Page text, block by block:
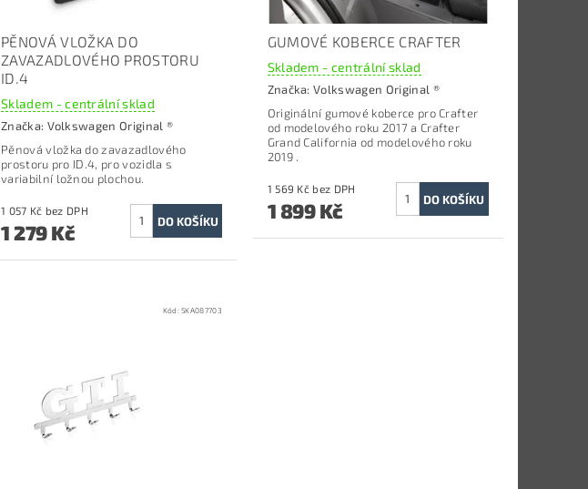
PĚNOVÁ VLOŽKA DO
ZAVAZADLOVÉHO PROSTORU
ID.4
Skladem - centrální sklad
Značka: Volkswagen Original ®
Pěnová vložka do zavazadlového
prostoru pro ID.4, pro vozidla s
variabilní ložnou plochou.
1 057 Kč bez DPH
1 279 Kč
GUMOVÉ KOBERCE CRAFTER
Skladem - centrální sklad
Značka:Volkswagen Original ®
Originální gumové koberce pro Crafter
od modelového roku 2017 a Crafter
Grand California od modelového roku
2019.
1 569 Kč bez DPH
1 899 Kč
Kód:5KA087703